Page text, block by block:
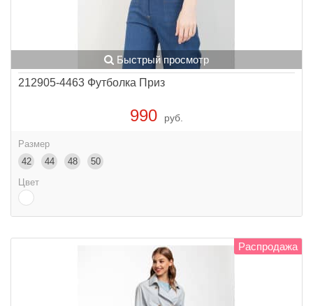
Быстрый просмотр
212905-4463 Футболка Приз
990 руб.
Размер
42
44 48
50
Цвет
Распродажа